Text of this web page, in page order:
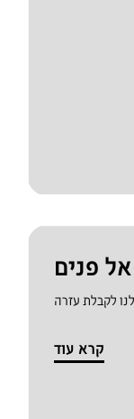
פנים
לקבלת עזרה
קרא עוד